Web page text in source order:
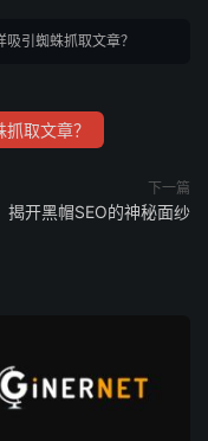
吸引蜘蛛抓取文章？
取文章？
下一篇
揭开黑帽SEO的神秘面纱